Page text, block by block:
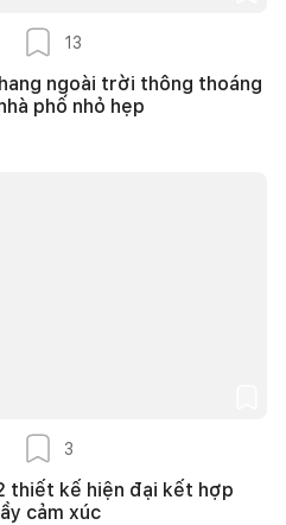
13
ngoài trời thông thoáng
phố nhỏ hẹp
3
thiết kế hiện đại kết hợp
cảm xúc